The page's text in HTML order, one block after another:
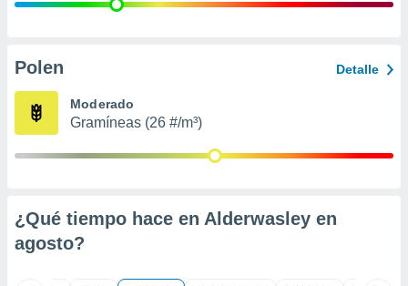
e
publicidad
Polen Detalle
Moderado
Gramíneas (26 #/m³)
¿Qué tiempo hace en Alderwasley en
agosto?